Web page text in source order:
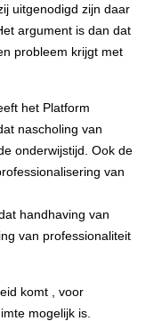
uitgenodigd zijn daar
argument is dan dat
probleem krijgt met
het Platform
nascholing van
onderwijstijd. Ook de
van
handhaving van
van professionaliteit
komt , voor
mogelijk is.